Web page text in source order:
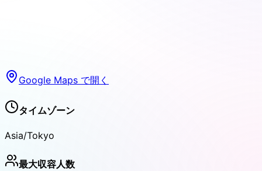
Google Maps で開く
タイムゾーン
Asia/Tokyo
最大収容人数